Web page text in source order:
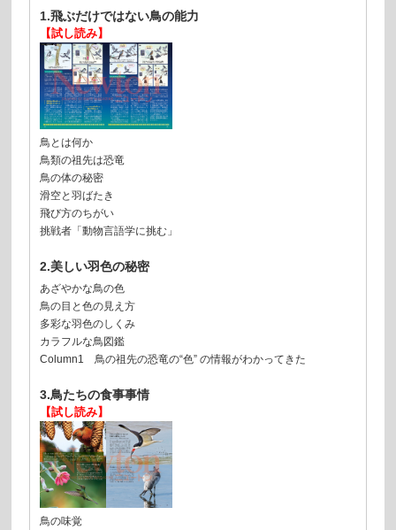
1.飛ぶだけではない鳥の能力
【試し読み】
鳥とは何か
鳥類の祖先は恐竜
鳥の体の秘密
滑空と羽ばたき
飛び方のちがい
挑戦者「動物言語学に挑む」
2.美しい羽色の秘密
あざやかな鳥の色
鳥の目と色の見え方
多彩な羽色のしくみ
カラフルな鳥図鑑
Column1 鳥の祖先の恐竜の“色” の情報がわかってきた
3.鳥たちの食事事情
【試し読み】
鳥の味覚